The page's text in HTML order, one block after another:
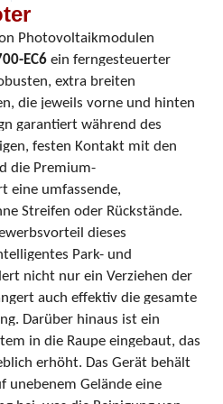
Photovoltaikmodulen
EC6 ein ferngesteuerter
extra breiten
die jeweils vorne und hinten
garantiert während des
festen Kontakt mit den
die Premium-
eine umfassende,
Streifen oder Rückstände.
dieses
Park- und
nicht nur ein Verziehen der
auch effektiv die gesamte
Darüber hinaus ist ein
in die Raupe eingebaut, das
erhöht. Das Gerät behält
unebenem Gelände eine